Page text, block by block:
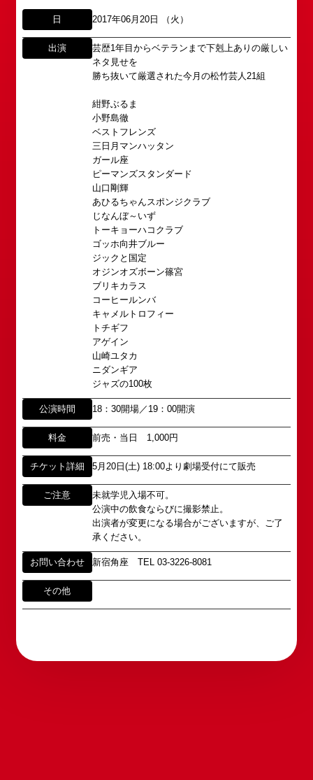
日 2017年06月20日 （火）
出演
芸歴1年目からベテランまで下剋上ありの厳しい
ネタ見せを
勝ち抜いて厳選された今月の松竹芸人21組
紺野ぶるま
小野島徹
ベストフレンズ
三日月マンハッタン
ガール座
ピーマンズスタンダード
山口剛輝
あひるちゃんスポンジクラブ
じなんぼ～いず
トーキョーハコクラブ
ゴッホ向井ブルー
ジックと国定
オジンオズボーン篠宮
ブリキカラス
コーヒールンバ
キャメルトロフィー
トチギフ
アゲイン
山崎ユタカ
ニダンギア
ジャズの100枚
公演時間 18：30開場／19：00開演
料金 前売・当日 1,000円
チケット詳細 5月20日(土) 18:00より劇場受付にて販売
ご注意
未就学児入場不可。
公演中の飲食ならびに撮影禁止。
出演者が変更になる場合がございますが、ご了
承ください。
お問い合わせ 新宿角座 TEL 03-3226-8081
その他
DAIHATSU
心斎橋角座トップ
公演情報
角座とは
お問い合わせ
「角座」の名称は、「角の芝居」と呼ばれた江戸時
代に遡ります。
「角座」はかつて、浪花座、中座、朝日座、弁天座
「五つ櫓」若しくは「道頓堀五座」と呼ばれ、
1960年～70年代には、上方演芸の殿堂として栄え
その後、「角座」の名称は、松竹(株)の直営映画館
(大阪市中央区)や
弊社直営の劇場「B1角座」(大阪市中央区)に引き継
がれていましたが、
2008年の角座ビル(大阪市中央区)の閉館と共に、
消滅致しました。
この由緒ある名称を、日本のエンタテインメントの
中心である東京・大阪で復活させ、 新たな歴史を
スタートさせたいと考えております。
この劇場から、日本を代表するエンタテインナーが
えております。
2011年5月14日 新宿角座 開業
2019年1月1日 心斎橋角座 開業
所属オーディションに関するお問い合わせ
以下のアドレスからお問い合わせ願います。
大阪本社 タレント開発室：o-
school@shochikugeino.jp
東京支社 タレント開発室：t-
school@shochikugeino.jp
イベント出演依頼のお問い合わせ
以下のページからお問い合わせ願います。
イベント出演依頼メール送信フォーム
https://www.shochikugeino.co.jp/event/form/
タレントへのファンメール
fanmail@shochikugeino.jp
ホームページに関するご意見・ご感想（※）
webmaster@shochikugeino.jp
※イベント内容・出演者等に関するお問い合わせ・
ご意見・ご感想は各イベントのお問い合わせ先電話
番号へお問い合わせください。
※内容によっては弊社からの回答を控えさせていた
だく場合もございます。予めご了承の上お問い合わ
せください。